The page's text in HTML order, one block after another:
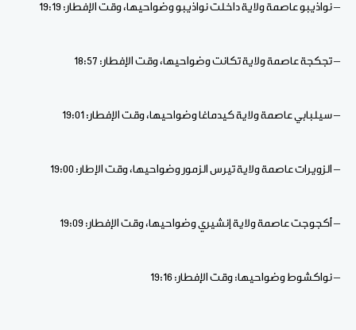
– نواذيبو عاصمة ولاية داخلت نواذيبو وضواحيها، وقت الإفطار: 19:19
– تجكجة عاصمة ولاية تكانت وضواحيها، وقت الإفطار: 18:57
– سيلبابي عاصمة ولاية كيدماغا وضواحيها، وقت الإفطار: 19:01
– الزويرات عاصمة ولاية تيرس الزمور وضواحيها، وقت الإطار: 19:00
– أكجوجت عاصمة ولاية إنشيري وضواحيها، وقت الإفطار: 19:09
– نواكشوط وضواحيها: وقت الإفطار: 19:16